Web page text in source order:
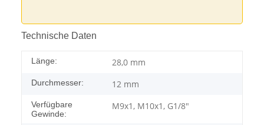
Technische Daten
Länge: 28,0 mm
Durchmesser: 12 mm
Verfügbare
Gewinde:
M9x1, M10x1, G1/8"